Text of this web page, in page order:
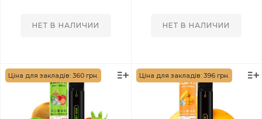
НЕТ В НАЛИЧИИ НЕТ В НАЛИЧИИ
Ціна для закладів: 360 грн. Ціна для закладів: 396 грн.